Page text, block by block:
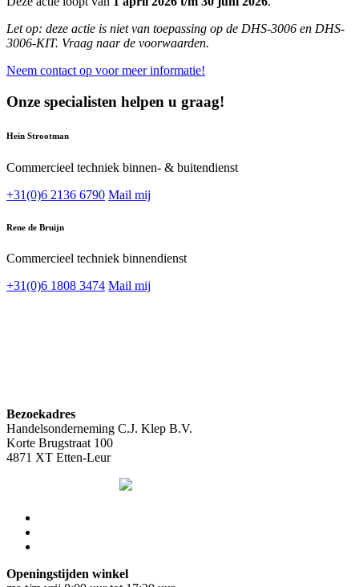
Let op: deze actie is niet van toepassing op de DHS-3006 en DHS-
3006-KIT. Vraag naar de voorwaarden.
Neem contact op voor meer informatie!
Onze specialisten helpen u graag!
Hein Strootman
Commercieel techniek binnen- & buitendienst
+31(0)6 2136 6790 Mail mij
Rene de Bruijn
Commercieel techniek binnendienst
+31(0)6 1808 3474 Mail mij
Bezoekadres
Handelsonderneming C.J. Klep B.V.
Korte Brugstraat 100
4871 XT Etten-Leur
Openingstijden winkel